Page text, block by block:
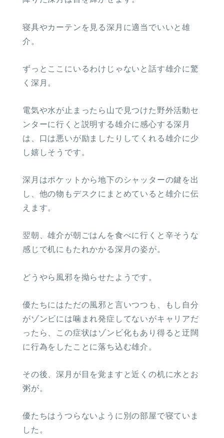
寝具やカーテンを見る深月に適当でいいと雄
介。
ずっとここにいるわけじゃないと話す雄介に驚
く深月。
電気や水が止まったら山で見つけた野外活動セ
ンターに行くと説明する雄介に感心する深月
は、口は悪いが励ましたりしてくれる雄介に少
し嬉しそうです。
深月はポケットから地下のシャッターの鍵を出
し、他の物もデスクにまとめていると雄介に伝
えます。
翌朝、雄介が朝ごはんを食べに行くと辛そうな
感じで机にもたれかかる深月の姿が。
どうやら風邪を拗らせたようです。
優たちにはただの風邪と言いつつも、もし自分
がゾンビには噛まれ発症してないがキャリアだ
ったら、この症状はゾンビ化もあり得ると迂闊
に行為をしたことに落ち込む雄介。
その後、深月が目を覚ますと近くの机に水とお
粥が。
優たちはうつらないように別の部屋で寝ていま
した。